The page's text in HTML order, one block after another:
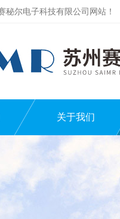
秘尔电子科技有限公司网站！
关于我们